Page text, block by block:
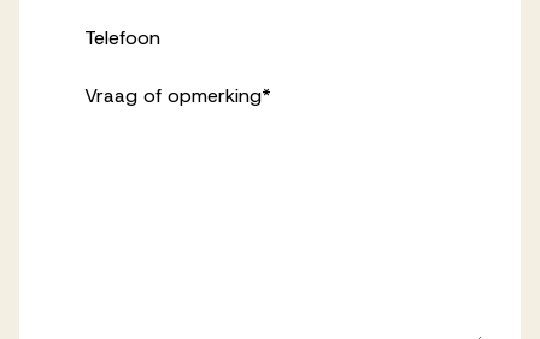
Telefoon
Vraag of opmerking*